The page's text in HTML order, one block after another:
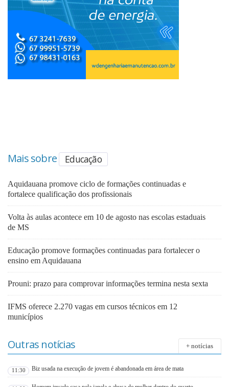
Mais sobre Educação
Aquidauana promove ciclo de formações continuadas e
fortalece qualificação dos profissionais
Volta às aulas acontece em 10 de agosto nas escolas estaduais
de MS
Educação promove formações continuadas para fortalecer o
ensino em Aquidauana
Prouni: prazo para comprovar informações termina nesta sexta
IFMS oferece 2.270 vagas em cursos técnicos em 12
municípios
Outras notícias + notícias
11:30 Biz usada na execução de jovem é abandonada em área de mata